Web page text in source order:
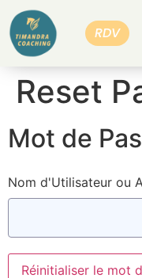
RDV
Reset
Mot de
Nom d'Utilisateur ou